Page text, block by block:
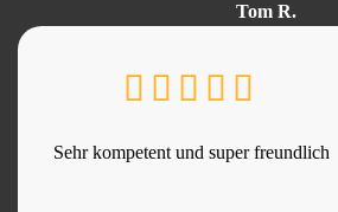
Tom R.
Sehr kompetent und super freundlich